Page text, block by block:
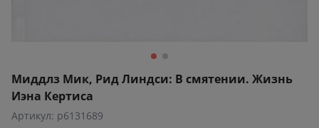
Миддлз Мик, Рид Линдси: В смятении. Жизнь
Иэна Кертиса
Артикул: p6131689